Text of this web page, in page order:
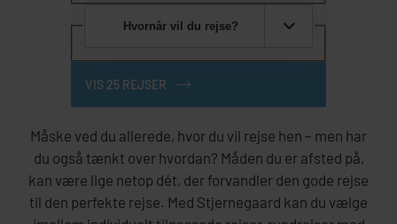
Hvornår vil du rejse?
VIS 25 REJSER
Måske ved du allerede, hvor du vil rejse hen – men har
du også tænkt over hvordan? Måden du er afsted på,
kan være lige netop dét, der forvandler den gode rejse
til den perfekte rejse. Med Stjernegaard kan du vælge